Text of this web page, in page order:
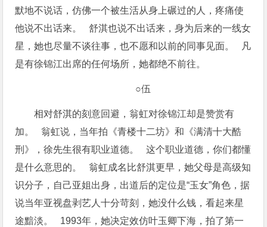
默地不说话，仿佛一个被生活从身上碾过的人，疼痛使
他说不出话来。 舒淇也说不出话来，身为后来的一线女
星，她也尽量不谈往事，也不愿和以前的同事见面。 凡
是有徐锦江出席的任何场所，她都绝不前往。
○伍
相对舒淇的刻意回避，翁虹对徐锦江却是赞赏有
加。 翁虹说，当年拍《青楼十二坊》和《满清十大酷
刑》，徐先生很有职业道德。 这个职业道德，你们都懂
是什么意思的。 翁虹成名比舒淇更早，她父母是高级知
识分子，自己亚姐出身，出道后的定位是“玉女”角色，据
说当年亚视盘剥艺人十分苛刻，她没什么钱，看起来星
途黯淡。 1993年，她决定效仿叶玉卿下海，拍了第一